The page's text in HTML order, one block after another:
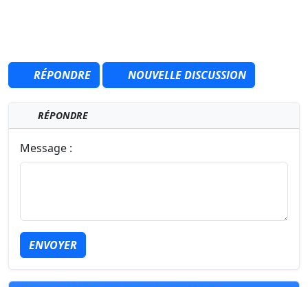
RÉPONDRE NOUVELLE DISCUSSION
RÉPONDRE
Message :
ENVOYER